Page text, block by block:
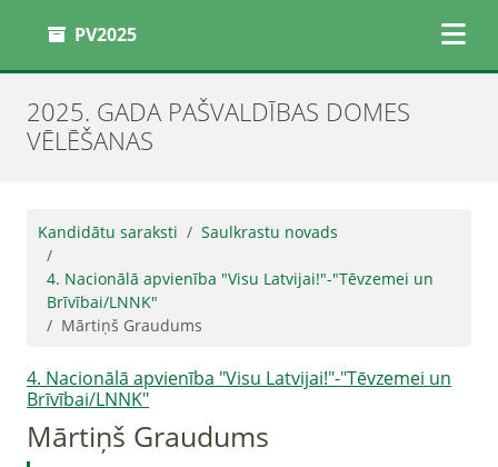
PV2025
2025. GADA PAŠVALDĪBAS DOMES
VĒLĒŠANAS
Kandidātu saraksti Saulkrastu novads
4. Nacionālā apvienība "Visu Latvijai!"-"Tēvzemei un
Brīvībai/LNNK"
Mārtiņš Graudums
4. Nacionālā apvienība "Visu Latvijai!"-"Tēvzemei un
Brīvībai/LNNK"
Mārtiņš Graudums